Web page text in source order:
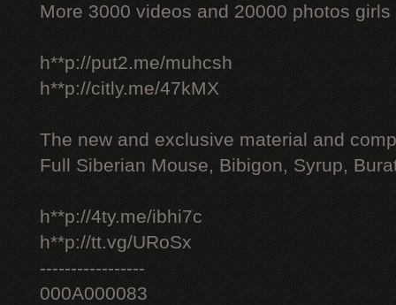
More 3000 videos and 20000 photos
h**p://put2.me/muhcsh
h**p://citly.me/47kMX
The new and exclusive material and
Full Siberian Mouse, Bibigon, Syrup,
h**p://4ty.me/ibhi7c
h**p://tt.vg/URoSx
-----------------
000A000083